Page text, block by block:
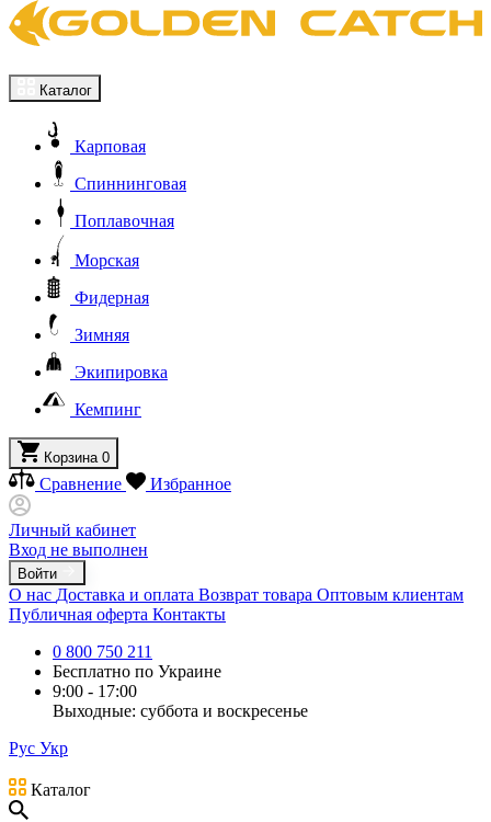
Каталог
Карповая
Спиннинговая
Поплавочная
Морская
Фидерная
Зимняя
Экипировка
Кемпинг
Корзина 0
Сравнение Избранное
Личный кабинет
Вход не выполнен
Войти
О нас Доставка и оплата Возврат товара Оптовым клиентам
Публичная оферта Контакты
0 800 750 211
Бесплатно по Украине
9:00 - 17:00
Выходные: суббота и воскресенье
Рус Укр
Каталог